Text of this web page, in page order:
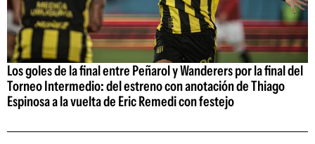
Los goles de la final entre Peñarol y Wanderers por la final del
Torneo Intermedio: del estreno con anotación de Thiago
Espinosa a la vuelta de Eric Remedi con festejo